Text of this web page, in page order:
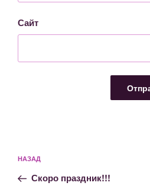
Сайт
по
записям
Предыдущая
запись:
НАЗАД
Скоро праздник!!!